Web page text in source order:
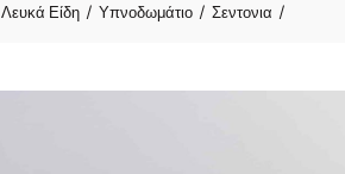
Λευκά Είδη Υπνοδωμάτιο Σεντονια